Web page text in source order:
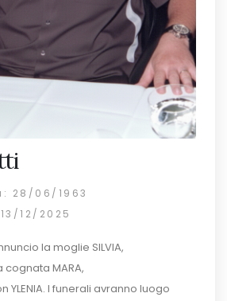
28/06/1963
12/2025
la moglie SILVIA,
cognata MARA,
YLENIA. I funerali avranno luogo